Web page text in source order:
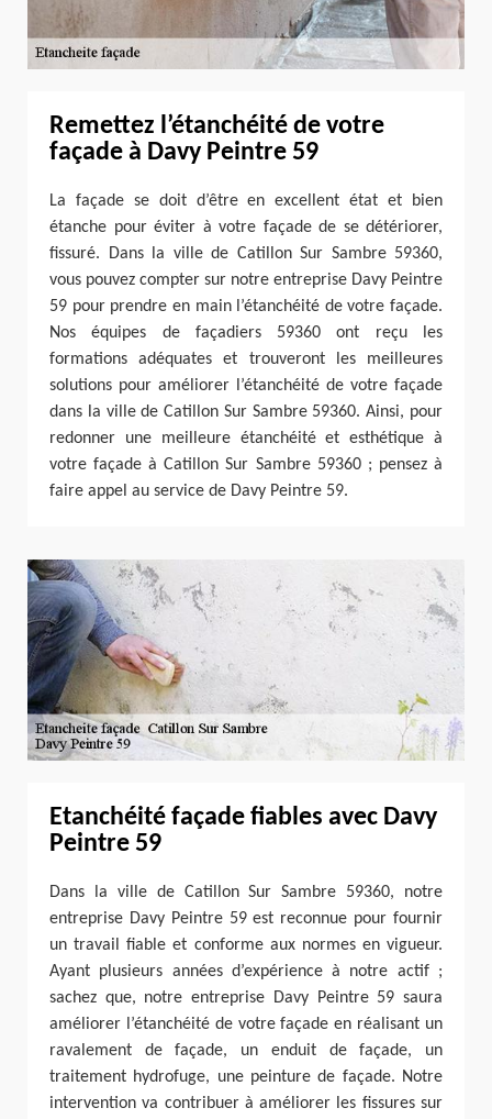
Remettez l’étanchéité de votre
façade à Davy Peintre 59
La façade se doit d’être en excellent état et bien
étanche pour éviter à votre façade de se détériorer,
fissuré. Dans la ville de Catillon Sur Sambre 59360,
vous pouvez compter sur notre entreprise Davy Peintre
59 pour prendre en main l’étanchéité de votre façade.
Nos équipes de façadiers 59360 ont reçu les
formations adéquates et trouveront les meilleures
solutions pour améliorer l’étanchéité de votre façade
dans la ville de Catillon Sur Sambre 59360. Ainsi, pour
redonner une meilleure étanchéité et esthétique à
votre façade à Catillon Sur Sambre 59360 ; pensez à
faire appel au service de Davy Peintre 59.
Etanchéité façade fiables avec Davy
Peintre 59
Dans la ville de Catillon Sur Sambre 59360, notre
entreprise Davy Peintre 59 est reconnue pour fournir
un travail fiable et conforme aux normes en vigueur.
Ayant plusieurs années d’expérience à notre actif ;
sachez que, notre entreprise Davy Peintre 59 saura
améliorer l’étanchéité de votre façade en réalisant un
ravalement de façade, un enduit de façade, un
traitement hydrofuge, une peinture de façade. Notre
intervention va contribuer à améliorer les fissures sur